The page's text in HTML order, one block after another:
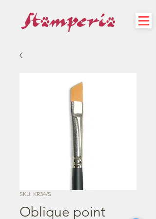
SKU: KR34/S
Oblique point